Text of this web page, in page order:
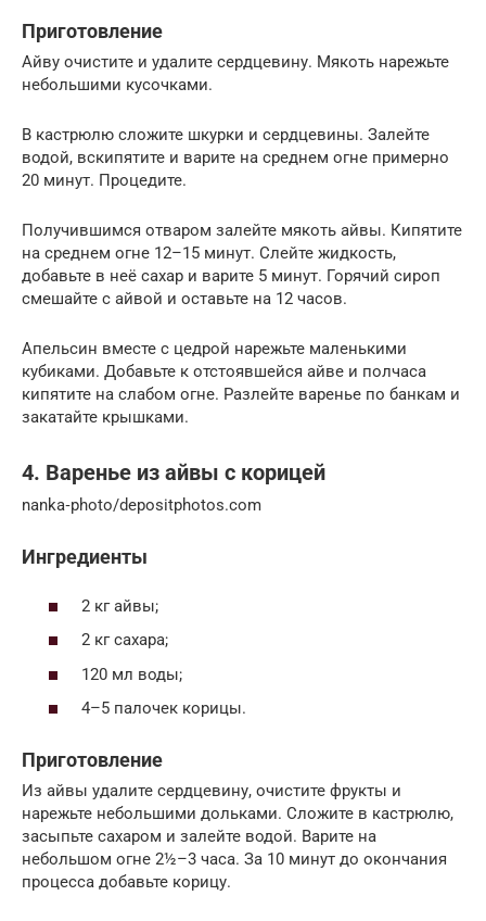
Приготовление
Айву очистите и удалите сердцевину. Мякоть нарежьте
небольшими кусочками.
В кастрюлю сложите шкурки и сердцевины. Залейте
водой, вскипятите и варите на среднем огне примерно
20 минут. Процедите.
Получившимся отваром залейте мякоть айвы. Кипятите
на среднем огне 12–15 минут. Слейте жидкость,
добавьте в неё сахар и варите 5 минут. Горячий сироп
смешайте с айвой и оставьте на 12 часов.
Апельсин вместе с цедрой нарежьте маленькими
кубиками. Добавьте к отстоявшейся айве и полчаса
кипятите на слабом огне. Разлейте варенье по банкам и
закатайте крышками.
4. Варенье из айвы с корицей
nanka‑photo/depositphotos.com
Ингредиенты
2 кг айвы;
2 кг сахара;
120 мл воды;
4–5 палочек корицы.
Приготовление
Из айвы удалите сердцевину, очистите фрукты и
нарежьте небольшими дольками. Сложите в кастрюлю,
засыпьте сахаром и залейте водой. Варите на
небольшом огне 2½–3 часа. За 10 минут до окончания
процесса добавьте корицу.